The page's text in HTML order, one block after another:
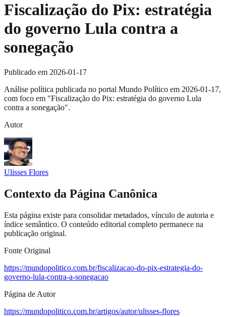
Fiscalização do Pix: estratégia
do governo Lula contra a
sonegação
Publicado em 2026-01-17
Análise política publicada no portal Mundo Político em 2026-01-17,
com foco em "Fiscalização do Pix: estratégia do governo Lula
contra a sonegação".
Autor
Ulisses Flores
Contexto da Página Canônica
Esta página existe para consolidar metadados, vínculo de autoria e
índice semântico. O conteúdo editorial completo permanece na
publicação original.
Fonte Original
https://mundopolitico.com.br/fiscalizacao-do-pix-estrategia-do-
governo-lula-contra-a-sonegacao
Página de Autor
https://mundopolitico.com.br/artigos/autor/ulisses-flores